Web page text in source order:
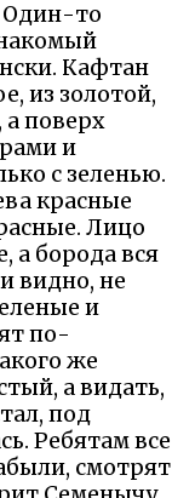
Один-то
Кафтан
из золотой,
поверх
и
с зеленью.
красные
Лицо
а борода вся
видно, не
и
по-
же
а видать,
под
Ребятам все
смотрят